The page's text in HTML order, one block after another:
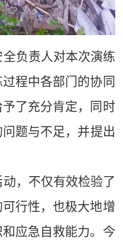
负责人对本次演练
程中各部门的协同
了充分肯定，同时
题与不足， 并提出
， 不仅有效检验了
行性，也极大地增
应急自救能力。 今